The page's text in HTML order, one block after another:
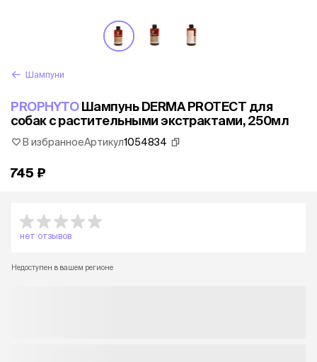
Шампуни
PROPHYTOШампунь DERMA PROTECT для
собак с растительными экстрактами, 250мл
В избранноеАртикул1054834
745 ₽
нет отзывов
Недоступен в вашем регионе